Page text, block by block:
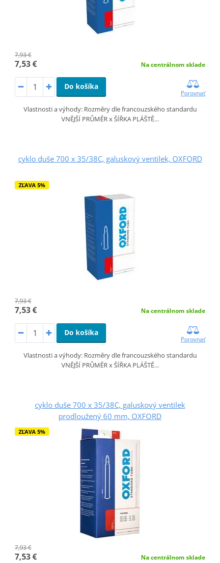
7,93 €
7,53 € Na centrálnom sklade
Do košíka
Porovnať
Vlastnosti a výhody: Rozměry dle francouzského standardu
VNĚJŠÍ PRŮMĚR x ŠÍŘKA PLÁŠTĚ…
cyklo duše 700 x 35/38C, galuskový ventilek, OXFORD
ZĽAVA 5%
7,93 €
7,53 € Na centrálnom sklade
Do košíka
Porovnať
Vlastnosti a výhody: Rozměry dle francouzského standardu
VNĚJŠÍ PRŮMĚR x ŠÍŘKA PLÁŠTĚ…
cyklo duše 700 x 35/38C, galuskový ventilek
prodloužený 60 mm, OXFORD
ZĽAVA 5%
7,93 €
7,53 € Na centrálnom sklade